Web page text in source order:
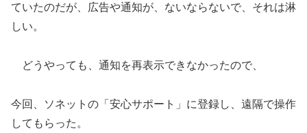
ていたのだが、広告や通知が、ないならないで、それは淋
しい。
どうやっても、通知を再表示できなかったので、
今回、ソネットの「安心サポート」に登録し、遠隔で操作
してもらった。